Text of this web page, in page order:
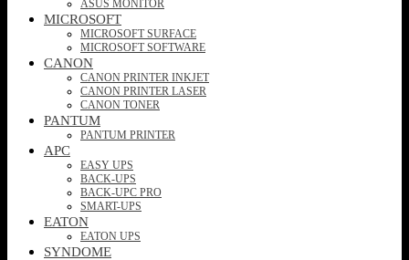
ASUS MONITOR
MICROSOFT
MICROSOFT SURFACE
MICROSOFT SOFTWARE
CANON
CANON PRINTER INKJET
CANON PRINTER LASER
CANON TONER
PANTUM
PANTUM PRINTER
APC
EASY UPS
BACK-UPS
BACK-UPC PRO
SMART-UPS
EATON
EATON UPS
SYNDOME